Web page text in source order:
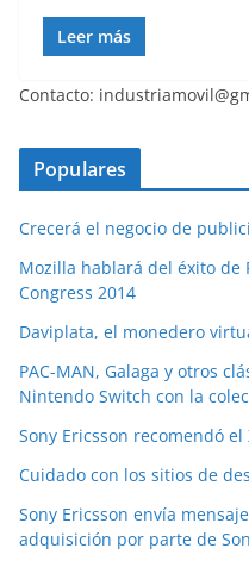
Leer más
Contacto:
Populares
Crecerá el negocio de
Mozilla hablará del éxito de
Congress 2014
Daviplata, el monedero
PAC-MAN, Galaga y otros
Nintendo Switch con la
Sony Ericsson recomendó
Cuidado con los sitios de
Sony Ericsson envía
adquisición por parte de